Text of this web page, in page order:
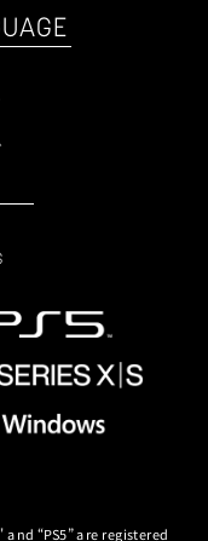
ド
" and “PS5” are registered